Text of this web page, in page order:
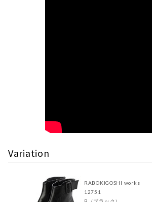
Variation
RABOKIGOSHI works
12751